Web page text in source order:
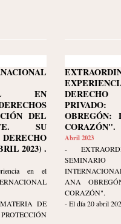
EN
DEL
SU
2023) .
en el
DE
OBREGÓN:
CORAZÓN".
Abril 2023
-
ANA
CORAZÓN".
- El día 20 abril